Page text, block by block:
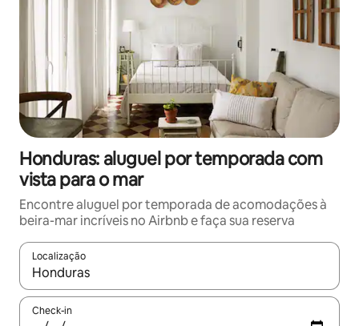
Honduras: aluguel por temporada com
vista para o mar
Encontre aluguel por temporada de acomodações à
beira-mar incríveis no Airbnb e faça sua reserva
Localização
Quando os resultados estiverem disponíveis, explore-os
Check-in